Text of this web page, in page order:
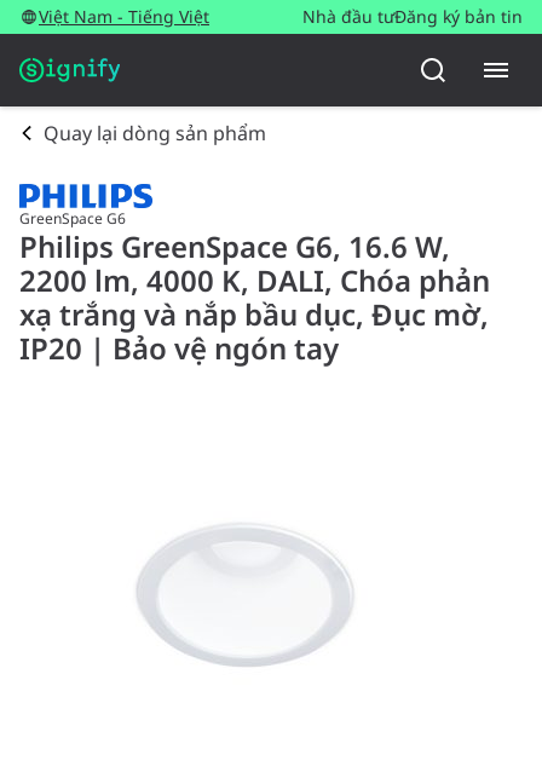
Việt Nam - Tiếng Việt Nhà đầu tưĐăng ký bản tin
Quay lại dòng sản phẩm
GreenSpace G6
Philips GreenSpace G6, 16.6 W,
2200 lm, 4000 K, DALI, Chóa phản
xạ trắng và nắp bầu dục, Đục mờ,
IP20 | Bảo vệ ngón tay